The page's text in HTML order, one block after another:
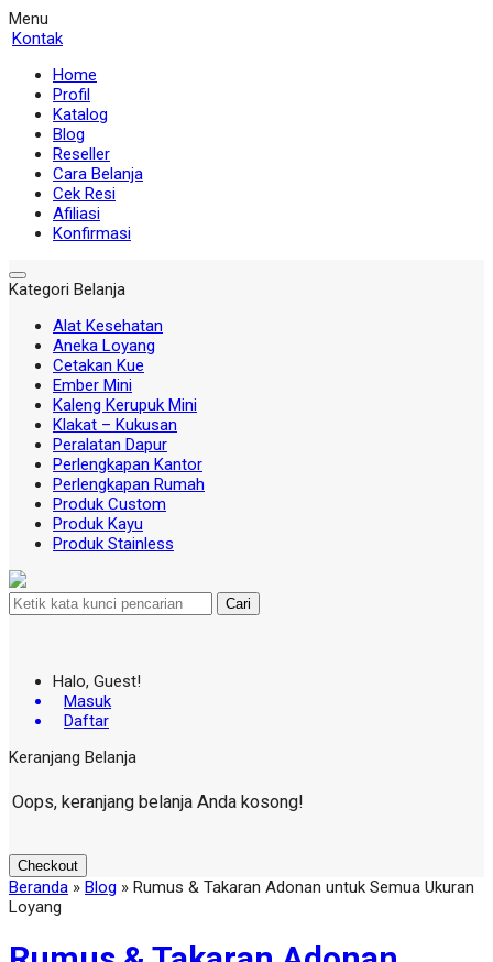
Menu
Kontak
Home
Profil
Katalog
Blog
Reseller
Cara Belanja
Cek Resi
Afiliasi
Konfirmasi
Kategori Belanja
Alat Kesehatan
Aneka Loyang
Cetakan Kue
Ember Mini
Kaleng Kerupuk Mini
Klakat – Kukusan
Peralatan Dapur
Perlengkapan Kantor
Perlengkapan Rumah
Produk Custom
Produk Kayu
Produk Stainless
Cari
Halo, Guest!
Masuk
Daftar
Keranjang Belanja
Oops, keranjang belanja Anda kosong!
Checkout
Beranda » Blog » Rumus & Takaran Adonan untuk Semua Ukuran
Loyang